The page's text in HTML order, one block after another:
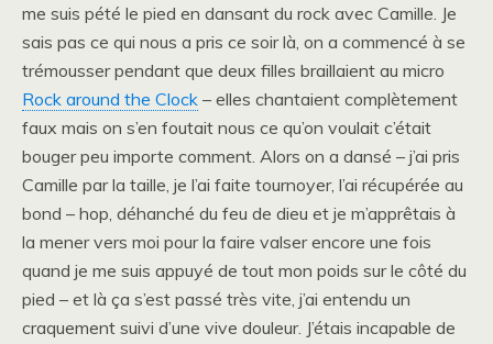
me suis pété le pied en dansant du rock avec Camille. Je
sais pas ce qui nous a pris ce soir là, on a commencé à se
trémousser pendant que deux filles braillaient au micro
Rock around the Clock – elles chantaient complètement
faux mais on s’en foutait nous ce qu’on voulait c’était
bouger peu importe comment. Alors on a dansé – j’ai pris
Camille par la taille, je l’ai faite tournoyer, l’ai récupérée au
bond – hop, déhanché du feu de dieu et je m’apprêtais à
la mener vers moi pour la faire valser encore une fois
quand je me suis appuyé de tout mon poids sur le côté du
pied – et là ça s’est passé très vite, j’ai entendu un
craquement suivi d’une vive douleur. J’étais incapable de